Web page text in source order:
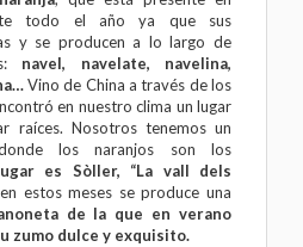
todo el año ya que sus
y se producen a lo largo de
navel, navelate, navelina,
Vino de China a través de los
en nuestro clima un lugar
raíces. Nosotros tenemos un
los naranjos son los
es Sòller, “La vall dels
estos meses se produce una
de la que en verano
zumo dulce y exquisito.